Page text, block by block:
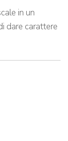
in un
dare carattere